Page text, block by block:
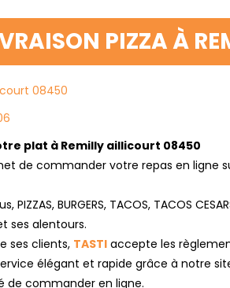
PIZZA À
08450
plat à Remilly aillicourt 08450
de commander votre repas en ligne
PIZZAS, BURGERS, TACOS, TACOS
ses alentours.
ses clients, TASTI accepte les
élégant et rapide grâce à notre
de commander en ligne.